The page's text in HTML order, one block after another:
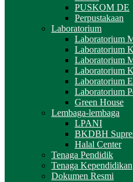
PUSKOM DE
Perpustakaan
Laboratorium
Laboratorium
Laboratorium
Laboratorium
Laboratorium
Laboratorium
Laboratorium
Green House
Lembaga-lembaga
LPANI
BKDBH
Halal Center
Tenaga Pendidik
Tenaga Kependidikan
Dokumen Resmi